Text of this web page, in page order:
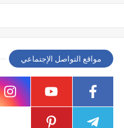
مواقع التواصل الإجتماعي